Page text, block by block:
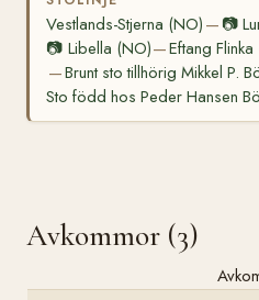
Vestlands-Stjerna (NO) — 📷
📷 Libella (NO)—Eftang
—Brunt sto tillhörig Mikkel P.
Sto född hos Peder Hansen
Avkommor (3)